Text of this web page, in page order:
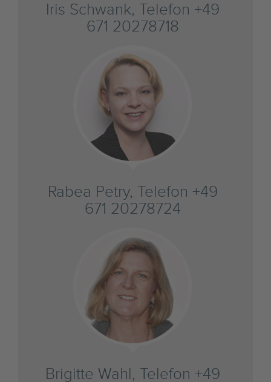
Iris Schwank, Telefon +49
671 20278718
Rabea Petry, Telefon +49
671 20278724
Brigitte Wahl, Telefon +49